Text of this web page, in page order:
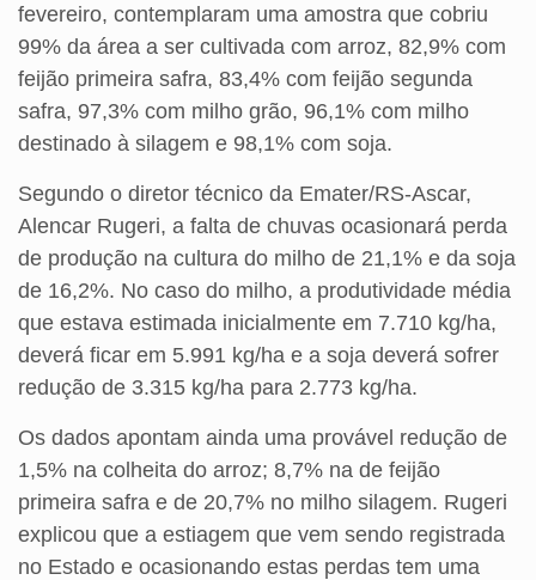
fevereiro, contemplaram uma amostra que cobriu
99% da área a ser cultivada com arroz, 82,9% com
feijão primeira safra, 83,4% com feijão segunda
safra, 97,3% com milho grão, 96,1% com milho
destinado à silagem e 98,1% com soja.
Segundo o diretor técnico da Emater/RS-Ascar,
Alencar Rugeri, a falta de chuvas ocasionará perda
de produção na cultura do milho de 21,1% e da soja
de 16,2%. No caso do milho, a produtividade média
que estava estimada inicialmente em 7.710 kg/ha,
deverá ficar em 5.991 kg/ha e a soja deverá sofrer
redução de 3.315 kg/ha para 2.773 kg/ha.
Os dados apontam ainda uma provável redução de
1,5% na colheita do arroz; 8,7% na de feijão
primeira safra e de 20,7% no milho silagem. Rugeri
explicou que a estiagem que vem sendo registrada
no Estado e ocasionando estas perdas tem uma